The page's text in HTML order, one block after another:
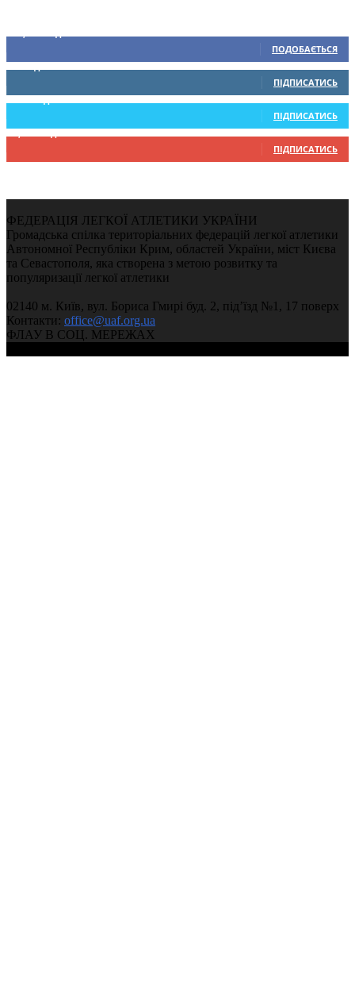
ПОДОБАЄТЬСЯ
0 Підписників
ПІДПИСАТИСЬ
234 Підписників
ПІДПИСАТИСЬ
9,370 Підписників
ПІДПИСАТИСЬ
ФЕДЕРАЦІЯ ЛЕГКОЇ АТЛЕТИКИ УКРАЇНИ
Громадська спілка територіальних федерацій легкої атлетики
Автономної Республіки Крим, областей України, міст Києва
та Севастополя, яка створена з метою розвитку та
популяризації легкої атлетики
02140 м. Київ, вул. Бориса Гмирі буд. 2, під’їзд №1, 17 поверх
Контакти: office@uaf.org.ua
ФЛАУ В СОЦ. МЕРЕЖАХ